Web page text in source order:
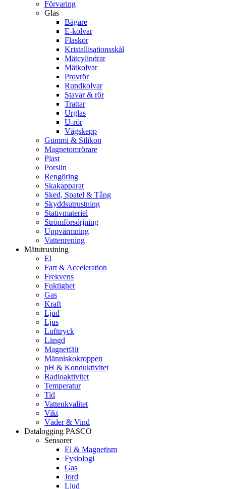
Förvaring
Glas
Bägare
E-kolvar
Flaskor
Kristallisationsskål
Mätcylindrar
Mätkolvar
Provrör
Rundkolvar
Stavar & rör
Trattar
Urglas
U-rör
Vågskepp
Gummi & Silikon
Magnetomrörare
Plast
Porslin
Rengöring
Skakapparat
Sked, Spatel & Tång
Skyddsutrustning
Stativmateriel
Strömförsörjning
Uppvärmning
Vattenrening
Mätutrustning
El
Fart & Acceleration
Frekvens
Fuktighet
Gas
Kraft
Ljud
Ljus
Lufttryck
Längd
Magnetfält
Människokroppen
pH & Konduktivitet
Radioaktivitet
Temperatur
Tid
Vattenkvalitet
Vikt
Väder & Vind
Datalogging PASCO
Sensorer
El & Magnetism
Fysiologi
Gas
Jord
Ljud